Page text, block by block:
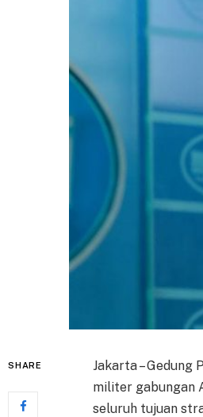
SHARE
Jakarta –
militer gabungan
seluruh tujuan